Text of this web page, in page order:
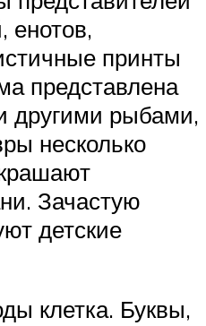
енотов,
принты
представлена
другими рыбами,
несколько
Зачастую
детские
клетка. Буквы,